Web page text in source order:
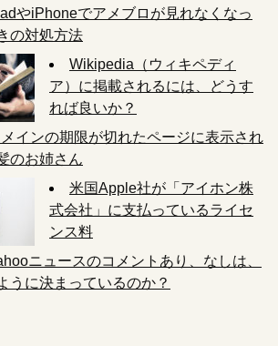
やiPhoneでアメブロが見れなくなっ
の対処方法
Wikipedia（ウィキペディ
ア）に掲載されるには、どうす
れば良いか？
メインの期限が切れたページに表示され
のお姉さん
米国Apple社が「アイホン株
式会社」に支払っているライセ
ンス料
ニュースのコメントあり、なしは、
うに決まっているのか？